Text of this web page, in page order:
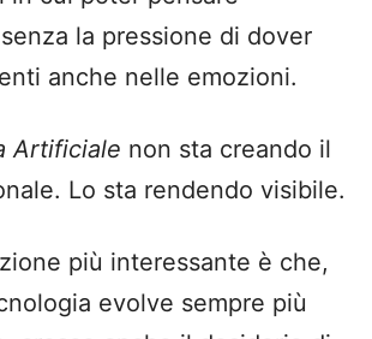
la pressione di dover
anche nelle emozioni.
Artificiale non sta creando il
Lo sta rendendo visibile.
più interessante è che,
evolve sempre più